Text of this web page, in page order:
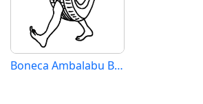
Boneca Ambalabu Brainrot